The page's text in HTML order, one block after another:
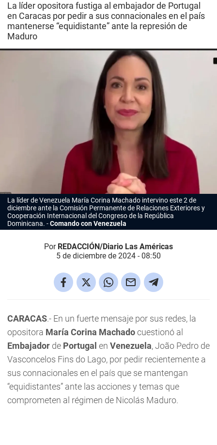
La líder opositora fustiga al embajador de Portugal
en Caracas por pedir a sus connacionales en el país
mantenerse “equidistante” ante la represión de
Maduro
La líder de Venezuela María Corina Machado intervino este 2 de
diciembre ante la Comisión Permanente de Relaciones Exteriores y
Cooperación Internacional del Congreso de la República
Dominicana.
Comando con Venezuela
Por REDACCIÓN/Diario Las Américas
5 de diciembre de 2024 - 08:50
CARACAS.- En un fuerte mensaje por sus redes, la
opositora María Corina Machadocuestionó al
Embajador de Portugal en Venezuela, João Pedro de
Vasconcelos Fins do Lago, por pedir recientemente a
sus connacionales en el país que se mantengan
“equidistantes” ante las acciones y temas que
comprometen al régimen de Nicolás Maduro.